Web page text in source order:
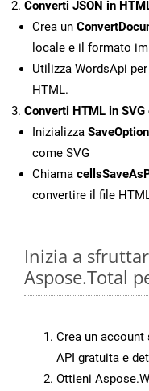
Converti JSON in
Crea un
locale e il formato
Utilizza WordsApi
HTML.
Converti HTML in
Inizializza SaveOption
come SVG
Chiama
convertire il file
Inizia a
Aspose.Total
Crea un account
API gratuita e
Ottieni